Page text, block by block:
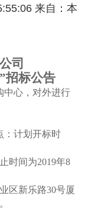
来自：本
司
招标公告
中心，对外进行
：计划开标时
时间为2019年8
区新乐路30号厦